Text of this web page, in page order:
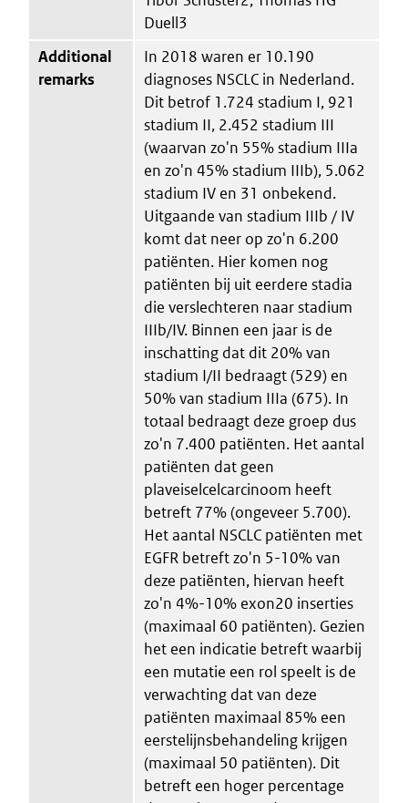
Duell3
Additional
remarks
In 2018 waren er 10.190
diagnoses NSCLC in Nederland.
Dit betrof 1.724 stadium I, 921
stadium II, 2.452 stadium III
(waarvan zo'n 55% stadium IIIa
en zo'n 45% stadium IIIb), 5.062
stadium IV en 31 onbekend.
Uitgaande van stadium IIIb / IV
komt dat neer op zo'n 6.200
patiënten. Hier komen nog
patiënten bij uit eerdere stadia
die verslechteren naar stadium
IIIb/IV. Binnen een jaar is de
inschatting dat dit 20% van
stadium I/II bedraagt (529) en
50% van stadium IIIa (675). In
totaal bedraagt deze groep dus
zo'n 7.400 patiënten. Het aantal
patiënten dat geen
plaveiselcelcarcinoom heeft
betreft 77% (ongeveer 5.700).
Het aantal NSCLC patiënten met
EGFR betreft zo'n 5-10% van
deze patiënten, hiervan heeft
zo'n 4%-10% exon20 inserties
(maximaal 60 patiënten). Gezien
het een indicatie betreft waarbij
een mutatie een rol speelt is de
verwachting dat van deze
patiënten maximaal 85% een
eerstelijnsbehandeling krijgen
(maximaal 50 patiënten). Dit
betreft een hoger percentage